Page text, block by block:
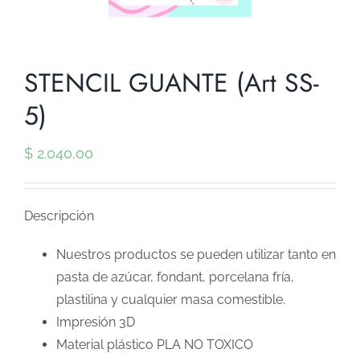
STENCIL GUANTE (Art SS-
5)
$ 2.040,00
Descripción
Nuestros productos se pueden utilizar tanto en
pasta de azúcar, fondant, porcelana fría,
plastilina y cualquier masa comestible.
Impresión 3D
Material plástico PLA NO TOXICO